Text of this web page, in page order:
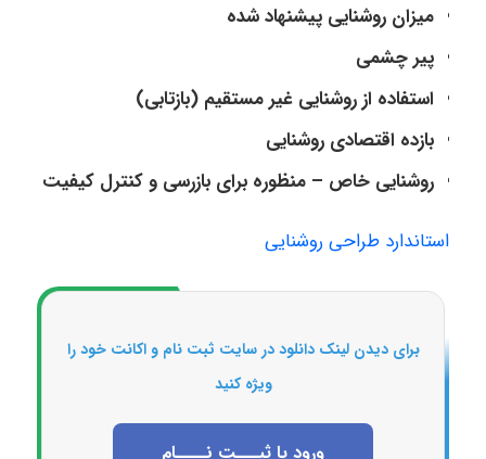
میزان روشنایی پیشنهاد شده
پیر چشمی
استفاده از روشنایی غیر مستقیم (بازتابی)
بازده اقتصادی روشنایی
روشنایی خاص – منظوره برای بازرسی و کنترل کیفیت
استاندارد طراحی روشنایی
برای دیدن لینک دانلود در سایت ثبت نام و اکانت خود را
ویژه کنید
ورود یا ثبـــت نــــام